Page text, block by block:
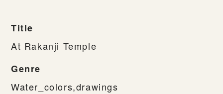
Title
At Rakanji Temple
Genre
Water_colors,drawings